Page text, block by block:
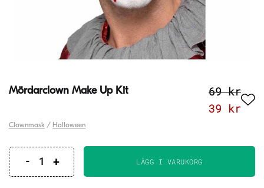
Mördarclown Make Up Kit 69kr
Det
69 kr.
39 krDet
39
Clownmask / Halloween
Mördarclown
LÄGG I VARUKORG